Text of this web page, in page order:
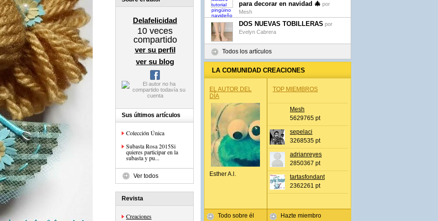
Delafelicidad
10 veces
compartido
ver su perfil
ver su blog
Sus últimos artículos
Colección Única
Subasta Rosa 2015Si
quieres participar en la
subasta y pu...
Ver todos
Revista
Creaciones
para decorar en navidad 🎄 por
Mesh
DOS NUEVAS TOBILLERAS por
Evelyn Cabrera
Todos los artículos
LA COMUNIDAD CREACIONES
EL AUTOR DEL
DÍA
Esther A.l.
Todo sobre él
TOP MIEMBROS
Mesh
5629765 pt
sepelaci
3268535 pt
adrianreyes
2850367 pt
tartasfondant
2362261 pt
Hazte miembro